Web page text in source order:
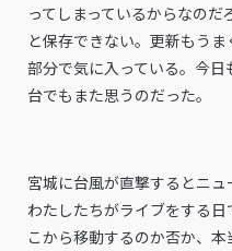
ってしまっているからなのだ
と保存できない。更新もう
部分で気に入っている。今
台でもまた思うのだった。
宮城に台風が直撃するとニュ
わたしたちがライブをする
こから移動するのか否か、